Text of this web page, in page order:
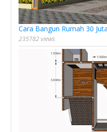
Cara Bangun Rumah 30
235782 views